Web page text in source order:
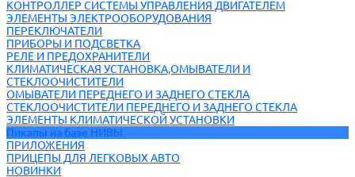
КОНТРОЛЛЕР СИСТЕМЫ УПРАВЛЕНИЯ ДВИГАТЕЛЕМ
ЭЛЕМЕНТЫ ЭЛЕКТРООБОРУДОВАНИЯ
ПЕРЕКЛЮЧАТЕЛИ
ПРИБОРЫ И ПОДСВЕТКА
РЕЛЕ И ПРЕДОХРАНИТЕЛИ
КЛИМАТИЧЕСКАЯ УСТАНОВКА,ОМЫВАТЕЛИ И
СТЕКЛООЧИСТИТЕЛИ
ОМЫВАТЕЛИ ПЕРЕДНЕГО И ЗАДНЕГО СТЕКЛА
СТЕКЛООЧИСТИТЕЛИ ПЕРЕДНЕГО И ЗАДНЕГО СТЕКЛА
ЭЛЕМЕНТЫ КЛИМАТИЧЕСКОЙ УСТАНОВКИ
Пикапы на базе НИВЫ
ПРИЛОЖЕНИЯ
ПРИЦЕПЫ ДЛЯ ЛЕГКОВЫХ АВТО
НОВИНКИ